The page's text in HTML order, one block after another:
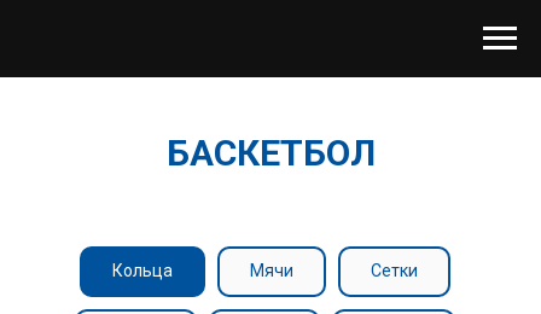
БАСКЕТБОЛ
Кольца Мячи Сетки